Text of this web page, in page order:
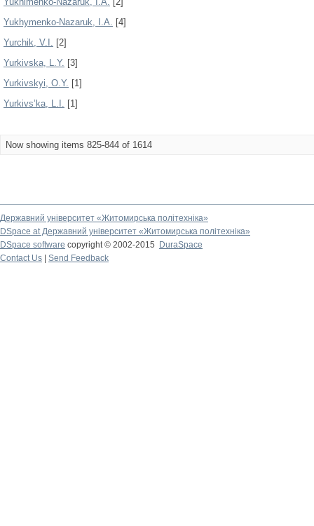
Yukhymenko-Nazaruk, I.A. [4]
Yurchik, V.I. [2]
Yurkivska, L.Y. [3]
Yurkivskyi, O.Y. [1]
Yurkivs’ka, L.I. [1]
Now showing items 825-844 of 1614
Державний університет «Житомирська політехніка»
DSpace at Державний університет «Житомирська політехніка»
DSpace software copyright © 2002-2015
DuraSpace
Contact Us
Send Feedback